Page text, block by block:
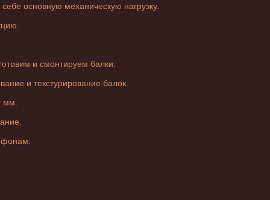
основную механическую нагрузку.
и смонтируем балки.
и текстурирование балок.
мм.